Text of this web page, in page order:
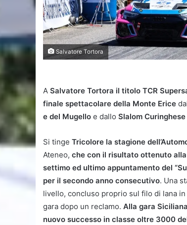
Salvatore Tortora
A Salvatore Tortora il titolo TCR
finale spettacolare della Monte Erice
e del Mugello e dallo Slalom
Si tinge Tricolore la stagione
Ateneo, che con il risultato ottenuto
settimo ed ultimo appuntamento del
per il secondo anno consecutivo. Una
livello, concluso proprio sul filo di lana
gara dopo un reclamo. Alla gara
nuovo successo in classe oltre 3000